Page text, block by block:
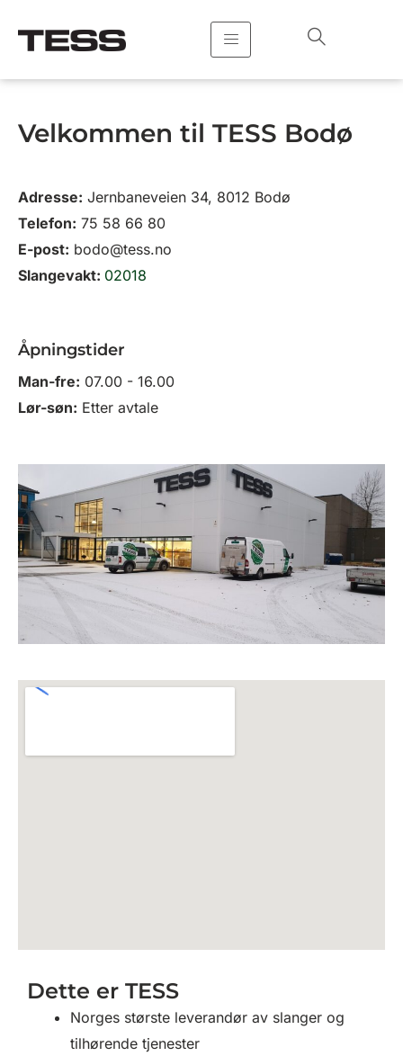
rett
Velkommen til TESS Bodø
Adresse: Jernbaneveien 34, 8012 Bodø
Telefon: 75 58 66 80
E-post: bodo@tess.no
Slangevakt: 02018
Åpningstider
Man-fre: 07.00 - 16.00
Lør-søn: Etter avtale
Dette er TESS
Norges største leverandør av slanger og
tilhørende tjenester